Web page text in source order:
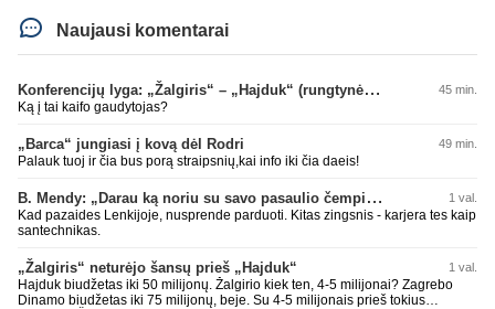
Naujausi komentarai
Konferencijų lyga: „Žalgiris“ – „Hajduk“ (rungtynės tiesiogiai) 45 min.
Ką į tai kaifo gaudytojas?
„Barca“ jungiasi į kovą dėl Rodri 49 min.
Palauk tuoj ir čia bus porą straipsnių,kai info iki čia daeis!
B. Mendy: „Darau ką noriu su savo pasaulio čempionato titulu“ 1 val.
Kad pazaides Lenkijoje, nusprende parduoti. Kitas zingsnis - karjera tes kaip
santechnikas.
„Žalgiris“ neturėjo šansų prieš „Hajduk“ 1 val.
Hajduk biudžetas iki 50 milijonų. Žalgirio kiek ten, 4-5 milijonai? Zagrebo
Dinamo biudžetas iki 75 milijonų, beje. Su 4-5 milijonais prieš tokius